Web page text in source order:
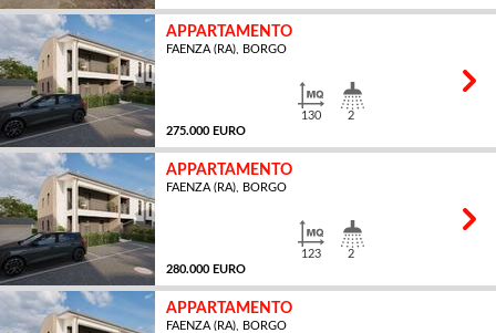
APPARTAMENTO
FAENZA (RA), BORGO
275.000 EURO
130 2
APPARTAMENTO
FAENZA (RA), BORGO
280.000 EURO
123 2
APPARTAMENTO
FAENZA (RA), BORGO